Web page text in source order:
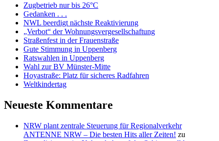
Zugbetrieb nur bis 26°C
Gedanken . . .
NWL beerdigt nächste Reaktivierung
„Verbot“ der Wohnungsvergesellschaftung
Straßenfest in der Frauenstraße
Gute Stimmung in Uppenberg
Ratswahlen in Uppenberg
Wahl zur BV Münster-Mitte
Hoyastraße: Platz für sicheres Radfahren
Weltkindertag
Neueste Kommentare
NRW plant zentrale Steuerung für Regionalverkehr
ANTENNE NRW – Die besten Hits aller Zeiten! zu